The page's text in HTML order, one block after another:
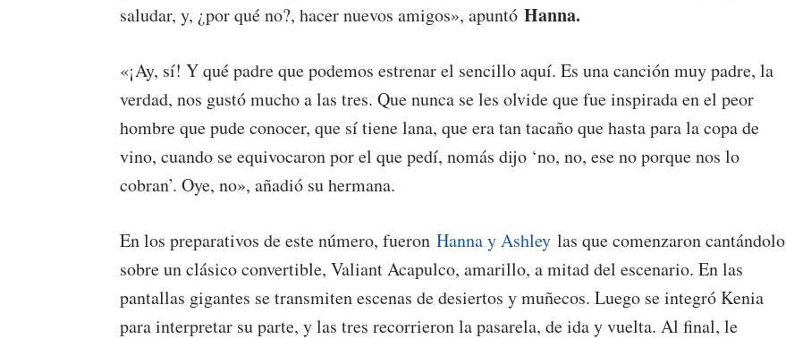
saludar, y, ¿por qué no?, hacer nuevos amigos», apuntóHanna.
«¡Ay, sí! Y qué padre que podemos estrenar el sencillo aquí. Es una canción muy padre, la
verdad, nos gustó mucho a las tres. Que nunca se les olvide que fue inspirada en el peor
hombre que pude conocer, que sí tiene lana, que era tan tacaño que hasta para la copa de
vino, cuando se equivocaron por el que pedí, nomás dijo ‘no, no, ese no porque nos lo
cobran’. Oye, no», añadió su hermana.
En los preparativos de este número, fueronHanna y Ashley las que comenzaron cantándolo
sobre un clásico convertible, Valiant Acapulco, amarillo, a mitad del escenario. En las
pantallas gigantes se transmiten escenas de desiertos y muñecos. Luego se integró Kenia
para interpretar su parte, y las tres recorrieron la pasarela, de ida y vuelta. Al final, le